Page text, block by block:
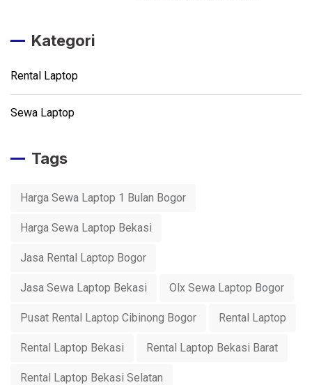
Kategori
Rental Laptop
Sewa Laptop
Tags
Harga Sewa Laptop 1 Bulan Bogor
Harga Sewa Laptop Bekasi
Jasa Rental Laptop Bogor
Jasa Sewa Laptop Bekasi Olx Sewa Laptop Bogor
Pusat Rental Laptop Cibinong Bogor Rental Laptop
Rental Laptop Bekasi Rental Laptop Bekasi Barat
Rental Laptop Bekasi Selatan